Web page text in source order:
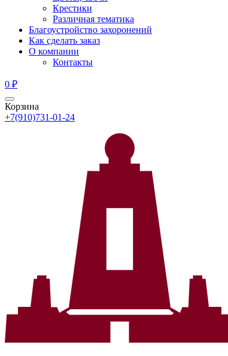
Крестики
Различная тематика
Благоустройство захоронений
Как сделать заказ
О компании
Контакты
0 ₽
Корзина
+7(910)731-01-24